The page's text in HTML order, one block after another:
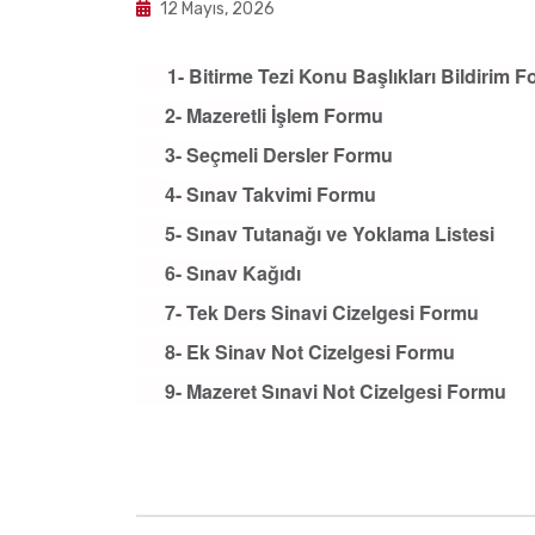
12 Mayıs, 2026
1- Bitirme Tezi Konu Başlıkları Bildirim
2- Mazeretli İşlem Formu
3- Seçmeli Dersler Formu
4- Sınav Takvimi Formu
5- Sınav Tutanağı ve Yoklama Listesi
6- Sınav Kağıdı
7- Tek Ders Sinavi Cizelgesi Formu
8- Ek Sinav Not Cizelgesi Formu
9- Mazeret Sınavi Not Cizelgesi Formu